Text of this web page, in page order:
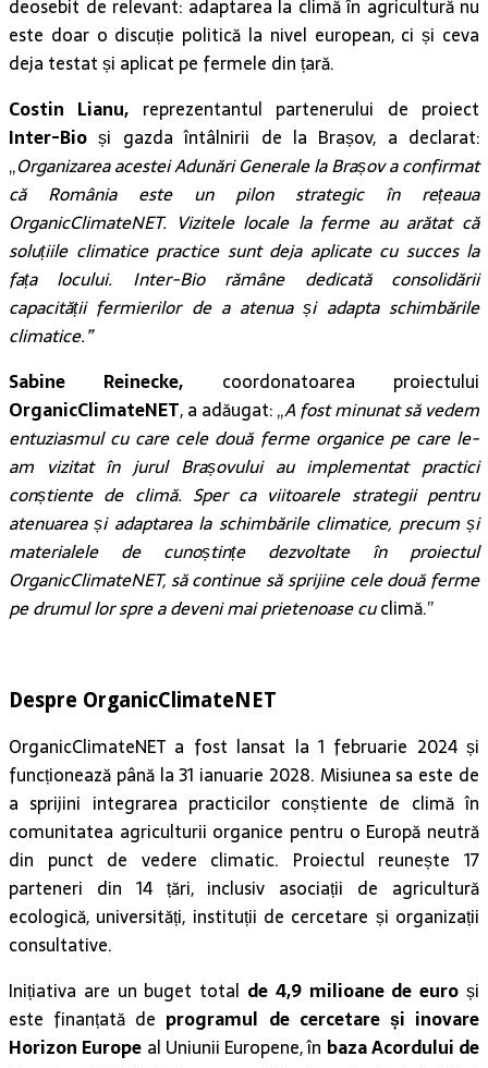
deosebit de relevant: adaptarea la climă în agricultură nu
este doar o discuție politică la nivel european, ci și ceva
deja testat și aplicat pe fermele din țară.
Costin Lianu, reprezentantul partenerului de proiect
Inter-Bioși gazda întâlnirii de la Brașov, a declarat:
„Organizarea acestei Adunări Generale la Brașov a confirmat
că România este un pilon strategic în rețeaua
OrganicClimateNET. Vizitele locale la ferme au arătat că
soluțiile climatice practice sunt deja aplicate cu succes la
fața locului. Inter-Bio rămâne dedicată consolidării
capacității fermierilor de a atenua și adapta schimbările
climatice.”
Sabine Reinecke, coordonatoarea proiectului
OrganicClimateNET, a adăugat: „A fost minunat să vedem
entuziasmul cu care cele două ferme organice pe care le-
am vizitat în jurul Brașovului au implementat practici
conștiente de climă. Sper ca viitoarele strategii pentru
atenuarea și adaptarea la schimbările climatice, precum și
materialele de cunoștințe dezvoltate în proiectul
OrganicClimateNET, să continue să sprijine cele două ferme
pe drumul lor spre a deveni mai prietenoase cuclimă.”
Despre OrganicClimateNET
OrganicClimateNET a fost lansat la 1 februarie 2024 și
funcționează până la 31 ianuarie 2028. Misiunea sa este de
a sprijini integrarea practicilor conștiente de climă în
comunitatea agriculturii organice pentru o Europă neutră
din punct de vedere climatic. Proiectul reunește 17
parteneri din 14 țări, inclusiv asociații de agricultură
ecologică, universități, instituții de cercetare și organizații
consultative.
Inițiativa are un buget total de 4,9 milioane de euro și
este finanțată de programul de cercetare și inovare
Horizon Europe al Uniunii Europene, în baza Acordului de